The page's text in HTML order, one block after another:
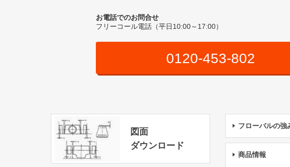
お電話でのお問合せ
フリーコール電話（平日10:00～17:00）
0120-453-802
図面
ダウンロード
フローバルの強
商品情報